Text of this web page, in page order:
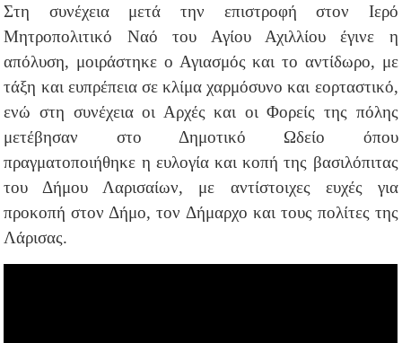
Στη συνέχεια μετά την επιστροφή στον Ιερό
Μητροπολιτικό Ναό του Αγίου Αχιλλίου έγινε η
απόλυση, μοιράστηκε ο Αγιασμός και το αντίδωρο, με
τάξη και ευπρέπεια σε κλίμα χαρμόσυνο και εορταστικό,
ενώ στη συνέχεια οι Αρχές και οι Φορείς της πόλης
μετέβησαν στο Δημοτικό Ωδείο όπου
πραγματοποιήθηκε η ευλογία και κοπή της βασιλόπιτας
του Δήμου Λαρισαίων, με αντίστοιχες ευχές για
προκοπή στον Δήμο, τον Δήμαρχο και τους πολίτες της
Λάρισας.